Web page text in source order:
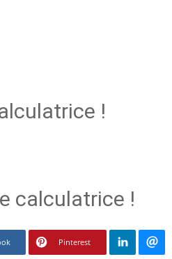
!
calculatrice !
Pinterest